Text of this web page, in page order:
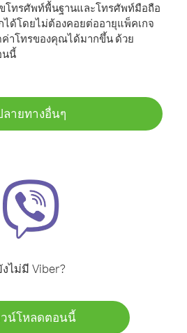
ขโทรศัพท์พื้นฐานและโทรศัพท์มือถือ
ด้โดยไม่ต้องคอยต่ออายุแพ็คเกจ
าโทรของคุณได้มากขึ้น ด้วย
นนี้
ลายทางอื่นๆ
งไม่มี Viber?
น์โหลดตอนนี้